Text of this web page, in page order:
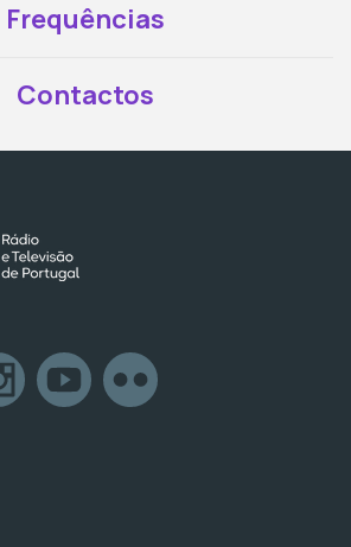
Frequências
Contactos